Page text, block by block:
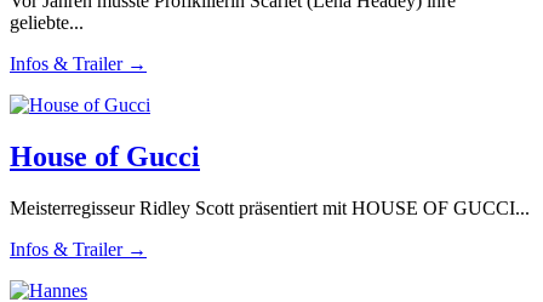
geliebte...
Infos & Trailer →
House of Gucci
Meisterregisseur Ridley Scott präsentiert mit HOUSE OF GUCCI...
Infos & Trailer →